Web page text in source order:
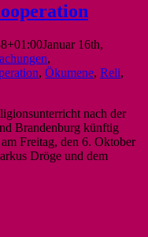
Januar 16th,
,
, Ökumene, Reli,
nach der
Brandenburg künftig
Freitag, den 6. Oktober
Dröge und dem